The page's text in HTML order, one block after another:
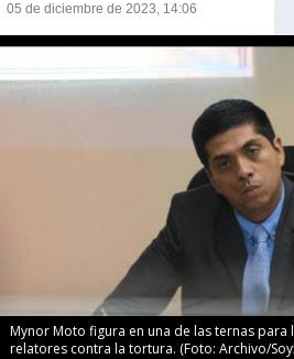
05 de diciembre de 2023, 14:06
Mynor Moto figura en una de las ternas para
relatores contra la tortura. (Foto: Archivo/